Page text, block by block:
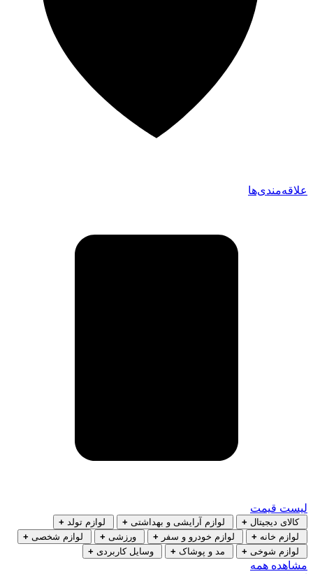
علاقه‌مندی‌ها
لیست قیمت
کالای دیجیتال + لوازم آرایشی و بهداشتی + لوازم تولد +
لوازم خانه + لوازم خودرو و سفر + ورزشی + لوازم شخصی +
لوازم شوخی + مد و پوشاک + وسایل کاربردی +
مشاهده همه